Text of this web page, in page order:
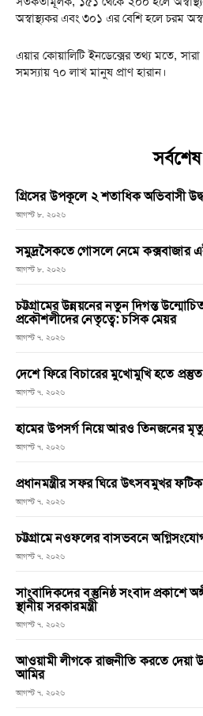
অস্বাস্থ্যকর এবং ৩০১ এর বেশি হলে চরম
এয়ার কোয়ালিটি ইনডেক্সের তথ্য মতে, সারা
সমস্যায় ৭০ লাখ মানুষ প্রাণ হারান।
সর্বশেষ
গ্রিসের উপকূলে ২ শতাধিক অভিবাসী
আগস্ট ৮, ২০২৬
সমুদ্রসৈকতে গোসলে নেমে কক্সবাজার
আগস্ট ৮, ২০২৬
চট্টগ্রামের উন্নয়নের নতুন দিগন্ত
প্রকৌশলীদের নেতৃত্বে: চসিক মেয়র
আগস্ট ৭, ২০২৬
দেশে ফিরে বিচারের মুখোমুখি হতে
আগস্ট ৭, ২০২৬
হামের উপসর্গ নিয়ে আরও তিনজনের
আগস্ট ৭, ২০২৬
প্রধানমন্ত্রীর সফর ঘিরে উৎসবমুখর
আগস্ট ৭, ২০২৬
চট্টগ্রামে নওফলের বাসভবনে
আগস্ট ৭, ২০২৬
সাংবাদিকদের বস্তুনিষ্ঠ সংবাদ প্রকাশে
স্থানীয় সরকারমন্ত্রী
আগস্ট ৭, ২০২৬
আওয়ামী লীগকে রাজনীতি করতে দেয়া
আমির
আগস্ট ৭, ২০২৬